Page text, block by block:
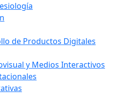
de Productos Digitales
y Medios Interactivos